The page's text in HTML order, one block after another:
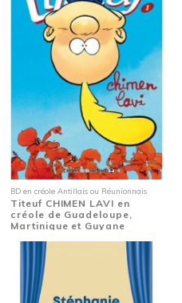
BD en créole Antillais ou Réunionnais
Titeuf CHIMEN LAVI en
créole de Guadeloupe,
Martinique et Guyane